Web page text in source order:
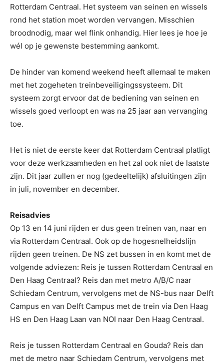
Rotterdam Centraal. Het systeem van seinen en wissels
rond het station moet worden vervangen. Misschien
broodnodig, maar wel flink onhandig. Hier lees je hoe je
wél op je gewenste bestemming aankomt.
De hinder van komend weekend heeft allemaal te maken
met het zogeheten treinbeveiligingssysteem. Dit
systeem zorgt ervoor dat de bediening van seinen en
wissels goed verloopt en was na 25 jaar aan vervanging
toe.
Het is niet de eerste keer dat Rotterdam Centraal platligt
voor deze werkzaamheden en het zal ook niet de laatste
zijn. Dit jaar zullen er nog (gedeeltelijk) afsluitingen zijn
in juli, november en december.
Reisadvies
Op 13 en 14 juni rijden er dus geen treinen van, naar en
via Rotterdam Centraal. Ook op de hogesnelheidslijn
rijden geen treinen. De NS zet bussen in en komt met de
volgende adviezen: Reis je tussen Rotterdam Centraal en
Den Haag Centraal? Reis dan met metro A/B/C naar
Schiedam Centrum, vervolgens met de NS-bus naar Delft
Campus en van Delft Campus met de trein via Den Haag
HS en Den Haag Laan van NOI naar Den Haag Centraal.
Reis je tussen Rotterdam Centraal en Gouda? Reis dan
met de metro naar Schiedam Centrum, vervolgens met